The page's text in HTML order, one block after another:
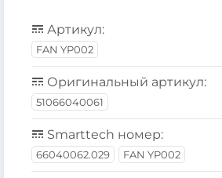
Артикул:
FAN YP002
Оригинальный артикул:
51066040061
Smarttech номер:
66040062.029 FAN YP002